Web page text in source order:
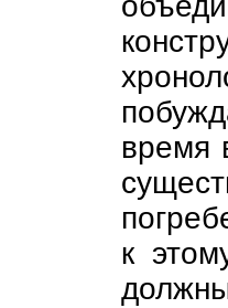
время
к